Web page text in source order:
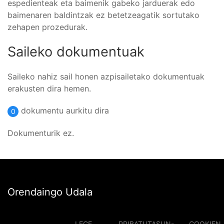
espedienteak eta baimenik gabeko jarduerak edo
baimenaren baldintzak ez betetzeagatik sortutako
zehapen prozedurak.
Saileko dokumentuak
Saileko nahiz sail honen azpisailetako dokumentuak
erakusten dira hemen.
0 dokumentu aurkitu dira
Dokumenturik ez.
Orendaingo Udala